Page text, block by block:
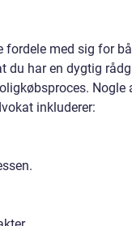
med sig for
du har en dygtig
Nogle
inkluderer: